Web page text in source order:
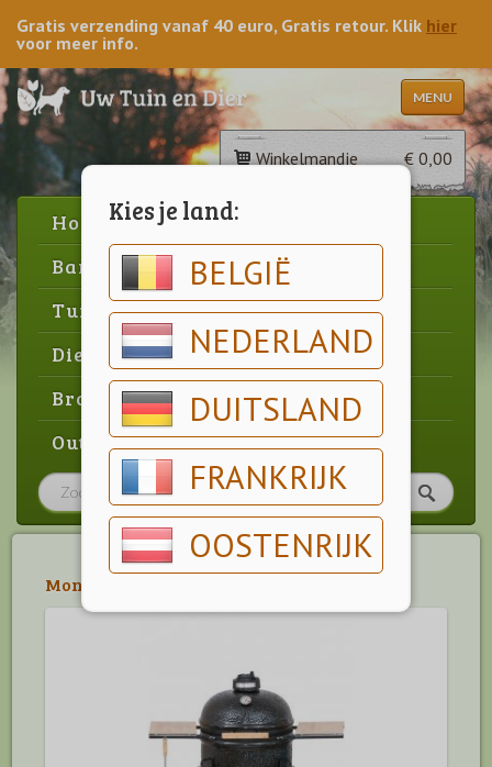
Kies je land:
BELGIË
NEDERLAND
DUITSLAND
FRANKRIJK
OOSTENRIJK
Gratis verzending vanaf 40 euro, Gratis retour. Klik hier
voor meer info.
MENU
Winkelmandje € 0,00
Home
Barbecue
Tuin
Dier
Brood & gebak
Outlet
Monolith